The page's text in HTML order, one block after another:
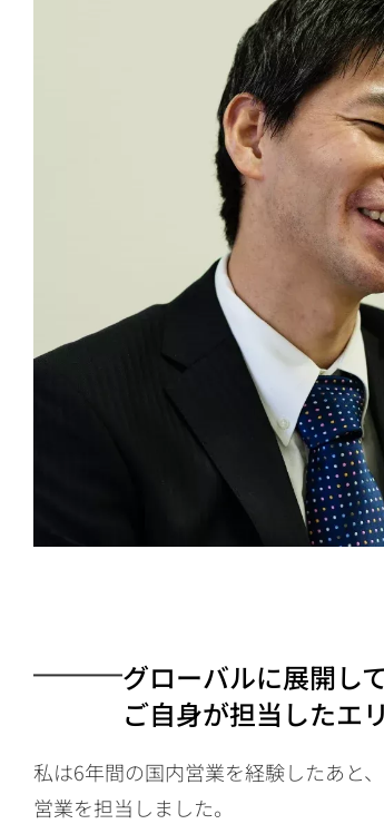
グローバルに展開し
ご自身が担当したエ
私は6年間の国内営業を経験したあと
営業を担当しました。